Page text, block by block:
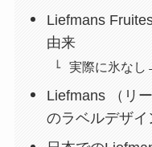
Liefmans
由来
実際に氷な
Liefmans （リ
のラベルデザイ